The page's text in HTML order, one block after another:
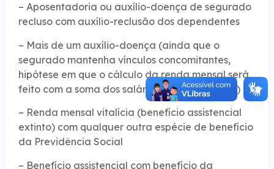
– Aposentadoria ou auxílio-doença de segurado
recluso com auxílio-reclusão dos dependentes
– Mais de um auxílio-doença (ainda que o
segurado mantenha vínculos concomitantes,
hipótese em que o cálculo da renda mensal será
feito com a soma dos salários de contribuição)
– Renda mensal vitalícia (benefício assistencial
extinto) com qualquer outra espécie de benefício
da Previdência Social
– Benefício assistencial com benefício da